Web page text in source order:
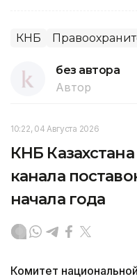
КНБ
без автора
Автор
10:22, 04 Августа 2026
КНБ
канала
начала года
Комитет